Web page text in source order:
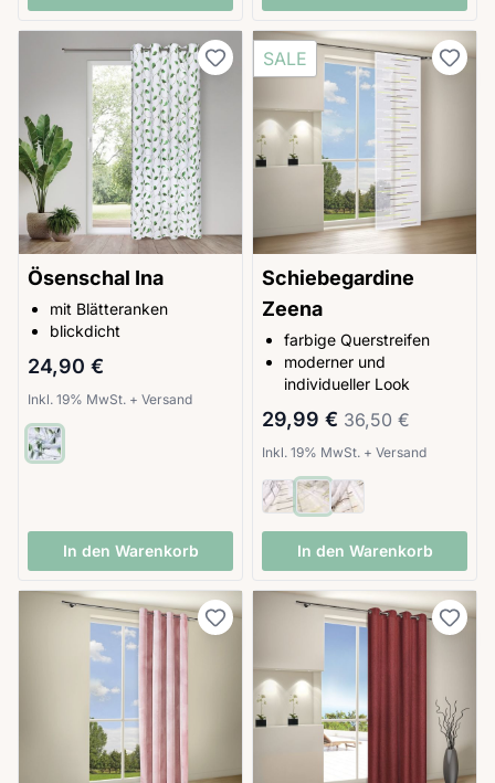
Ösenschal Ina
mit Blätteranken
blickdicht
24,90 €
Inkl. 19% MwSt. + Versand
In den Warenkorb
SALE
Schiebegardine
Zeena
farbige Querstreifen
moderner und
individueller Look
Sonderpreis
29,99 € Regulärer Preis
36,50 €
Inkl. 19% MwSt. + Versand
In den Warenkorb